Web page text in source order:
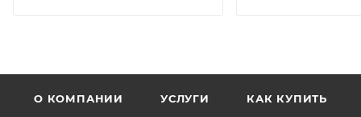
О КОМПАНИИ УСЛУГИ КАК КУПИТЬ